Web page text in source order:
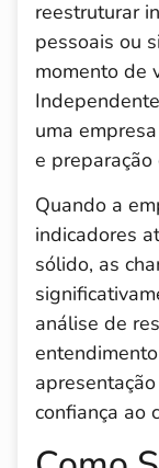
reestruturar
pessoais ou
momento de
uma
e preparação
Quando a
indicadores
sólido, as
análise de
confiança ao